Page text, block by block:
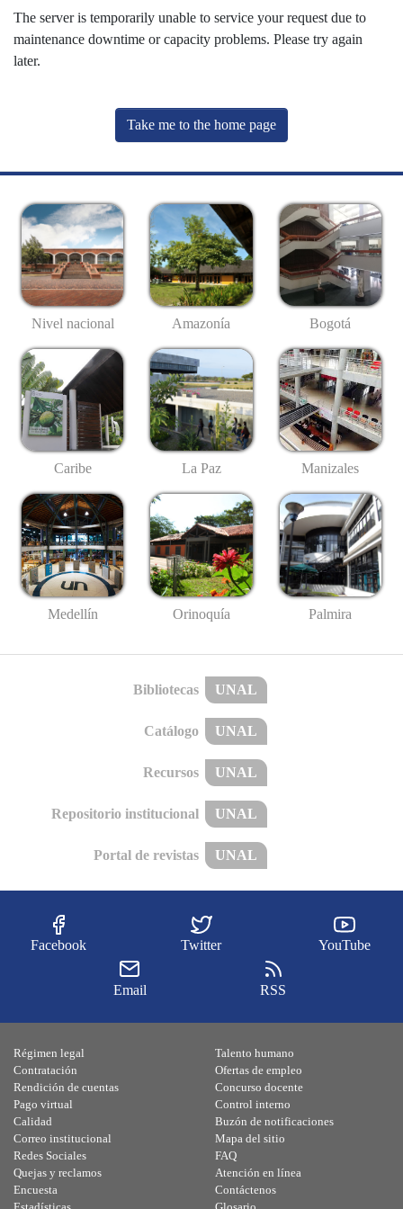
The server is temporarily unable to service your request due to
maintenance downtime or capacity problems. Please try again
later.
Take me to the home page
Nivel nacional Amazonía Bogotá
Caribe La Paz Manizales
Medellín Orinoquía Palmira
Bibliotecas UNAL
Catálogo UNAL
Recursos UNAL
Repositorio institucional UNAL
Portal de revistas UNAL
Facebook Twitter YouTube
Email RSS
Régimen legal
Contratación
Rendición de cuentas
Pago virtual
Calidad
Talento humano
Ofertas de empleo
Concurso docente
Control interno
Buzón de notificaciones
Correo institucional
Redes Sociales
Quejas y reclamos
Encuesta
Mapa del sitio
FAQ
Atención en línea
Contáctenos